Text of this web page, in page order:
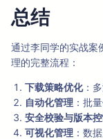
总结
通过李同学的实战案
理的完整流程：
下载策略优化：
自动化管理 ：批
安全校验与版本
可视化管理 ：数